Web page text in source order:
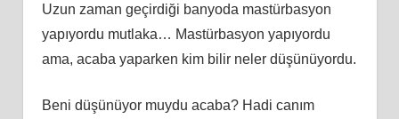
Uzun zaman geçirdiği banyoda mastürbasyon
yapıyordu mutlaka… Mastürbasyon yapıyordu
ama, acaba yaparken kim bilir neler düşünüyordu.
Beni düşünüyor muydu acaba? Hadi canım